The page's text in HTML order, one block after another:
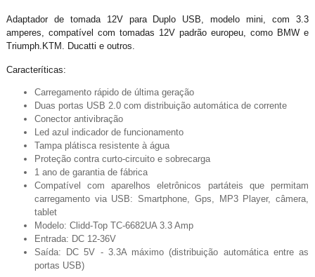
Adaptador de tomada 12V para Duplo USB, modelo mini, com 3.3
amperes, compatível com tomadas 12V padrão europeu, como BMW e
Triumph.KTM. Ducatti e outros.
Caracteríticas:
Carregamento rápido de última geração
Duas portas USB 2.0 com distribuição automática de corrente
Conector antivibração
Led azul indicador de funcionamento
Tampa plátisca resistente à água
Proteção contra curto-circuito e sobrecarga
1 ano de garantia de fábrica
Compatível com aparelhos eletrônicos partáteis que permitam
carregamento via USB: Smartphone, Gps, MP3 Player, câmera,
tablet
Modelo: Clidd-Top TC-6682UA 3.3 Amp
Entrada: DC 12-36V
Saída: DC 5V - 3.3A máximo (distribuição automática entre as
portas USB)